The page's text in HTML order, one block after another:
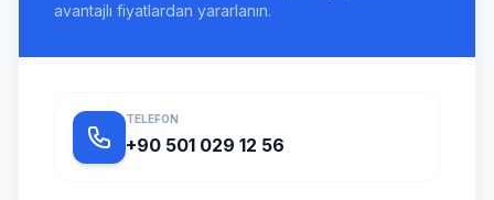
avantajlı fiyatlardan yararlanın.
TELEFON
+90 501 029 12 56